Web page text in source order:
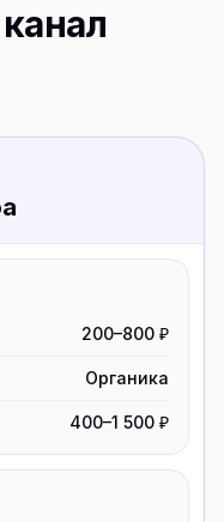
200–800 ₽
Органика
400–1 500 ₽